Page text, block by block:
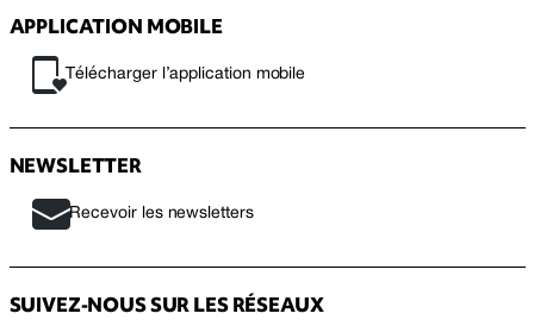
APPLICATION MOBILE
Télécharger l’application mobile
NEWSLETTER
Recevoir les newsletters
SUIVEZ-NOUS SUR LES RÉSEAUX